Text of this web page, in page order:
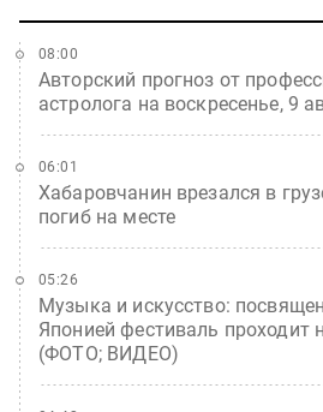
Авторский прогноз от
астролога на воскресенье, 9
08:00
Хабаровчанин врезался в
погиб на месте
06:01
Музыка и искусство:
Японией фестиваль проходит
(ФОТО; ВИДЕО)
05:26